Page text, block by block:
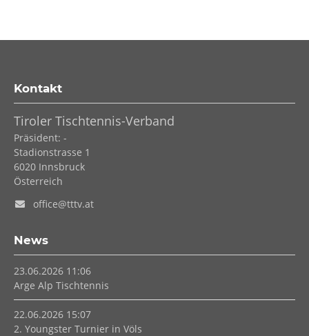
Kontakt
Tiroler Tischtennis-Verband
Präsident: -
Stadionstrasse 1
6020 Innsbruck
Österreich
office@tttv.at
News
23.06.2026 11:06
Arge Alp Tischtennis
22.06.2026 15:07
2. Youngster Turnier in Völs